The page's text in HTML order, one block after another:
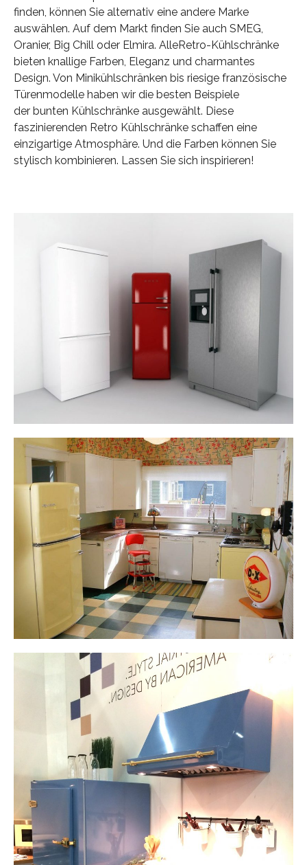
finden, können Sie alternativ eine andere Marke
auswählen. Auf dem Markt finden Sie auch SMEG,
Oranier, Big Chill oder Elmira. AlleRetro-Kühlschränke
bieten knallige Farben, Eleganz und charmantes
Design. Von Minikühlschränken bis riesige französische
Türenmodelle haben wir die besten Beispiele
der bunten Kühlschränke ausgewählt. Diese
faszinierenden Retro Kühlschränkeschaffen eine
einzigartige Atmosphäre. Und die Farben können Sie
stylisch kombinieren. Lassen Sie sich inspirieren!